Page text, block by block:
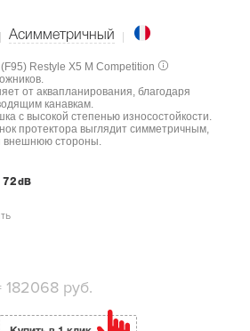
Асимметричный
Restyle X5 M Competition
от аквапланирования, благодаря
канавкам.
с высокой степенью износостойкости.
протектора выглядит симметричным,
стороны.
72 dB
182068 руб.